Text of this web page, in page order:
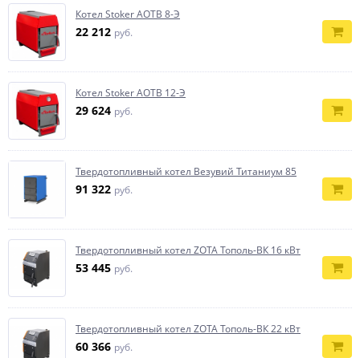
Котел Stoker АОТВ 8-Э
22 212 руб.
Котел Stoker АОТВ 12-Э
29 624 руб.
Твердотопливный котел Везувий Титаниум 85
91 322 руб.
Твердотопливный котел ZOTA Тополь-ВК 16 кВт
53 445 руб.
Твердотопливный котел ZOTA Тополь-ВК 22 кВт
60 366 руб.